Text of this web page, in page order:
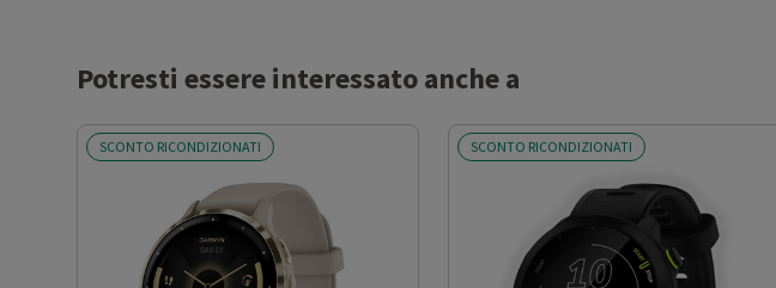
Potresti essere interessato anche a
SCONTO RICONDIZIONATI SCONTO RICONDIZIONATI